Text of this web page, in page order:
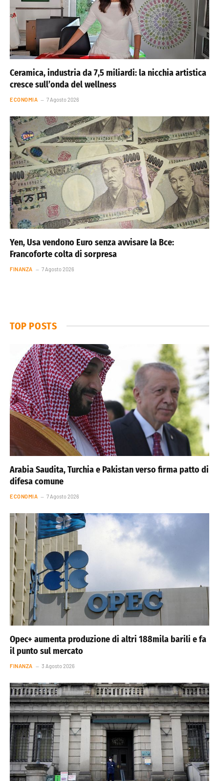
Ceramica, industria da 7,5 miliardi: la nicchia artistica
cresce sull’onda del wellness
ECONOMIA 7 Agosto 2026
Yen, Usa vendono Euro senza avvisare la Bce:
Francoforte colta di sorpresa
FINANZA 7 Agosto 2026
TOP POSTS
Arabia Saudita, Turchia e Pakistan verso firma patto di
difesa comune
ECONOMIA 7 Agosto 2026
Opec+ aumenta produzione di altri 188mila barili e fa
il punto sul mercato
FINANZA 3 Agosto 2026